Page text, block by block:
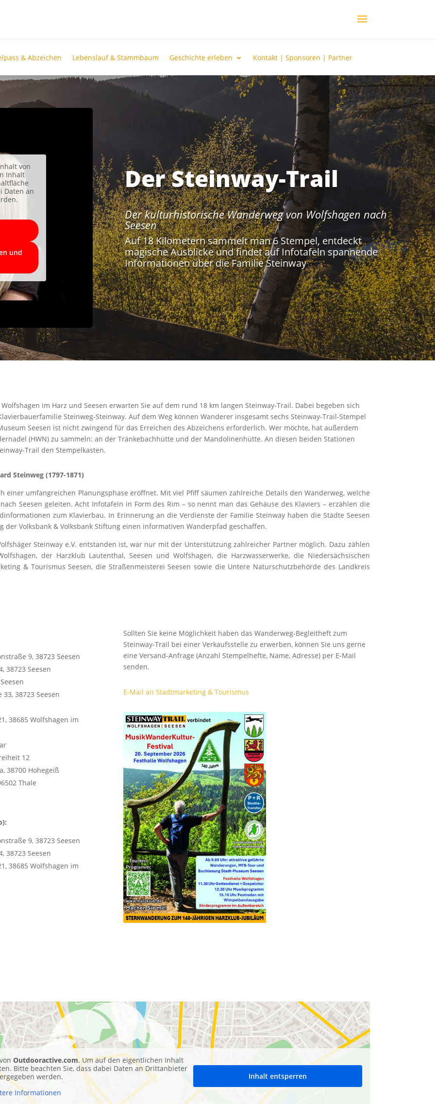
& Abzeichen Lebenslauf & Stammbaum Geschichte erleben Kontakt | Sponsoren | Partner
von
Inhalt
Daten an
und
Der Steinway-Trail
Der kulturhistorische Wanderweg von Wolfshagen nach
Seesen
Auf 18 Kilometern sammelt man 6 Stempel, entdeckt
magische Ausblicke und findet auf Infotafeln spannende
Informationen über die Familie Steinway
im Harz und Seesen erwarten Sie auf dem rund 18 km langen Steinway-Trail. Dabei begeben sich
Steinweg-Steinway.Auf dem Weg können Wanderer insgesamt sechs Steinway-Trail-Stempel
Seesen ist nicht zwingend für das Erreichen des Abzeichens erforderlich. Wer möchte, hat außerdem
(HWN) zu sammeln: an der Tränkebachhütte und der Mandolinenhütte. An diesen beiden Stationen
Trail den Stempelkasten.
Steinweg (1797-1871)
einer umfangreichen Planungsphase eröffnet. Mit viel Pfiff säumen zahlreiche Details den Wanderweg, welche
Seesen geleiten. Acht Infotafeln in Form des Rim – so nennt man das Gehäuse des Klaviers – erzählen die
zum Klavierbau. In Erinnerung an die Verdienste der Familie Steinway haben die Städte Seesen
Volksbank & Volksbank Stiftung einen informativen Wanderpfad geschaffen.
Steinway e.V. entstanden ist, war nur mit der Unterstützung zahlreicher Partner möglich. Dazu zählen
der Harzklub Lautenthal, Seesen und Wolfshagen, die Harzwasserwerke, die Niedersächsischen
& Tourismus Seesen, die Straßenmeisterei Seesen sowie die Untere Naturschutzbehörde des Landkreis
9, 38723 Seesen
38723 Seesen
38723 Seesen
38685 Wolfshagen im
12
38700 Hohegeiß
Thale
9, 38723 Seesen
38723 Seesen
38685 Wolfshagen im
Sollten Sie keine Möglichkeit haben das Wanderweg-Begleitheft zum
Steinway-Trail bei einer Verkaufsstelle zu erwerben, können Sie uns gerne
eine Versand-Anfrage (Anzahl Stempelhefte, Name, Adresse) per E-Mail
senden.
E-Mail an Stadtmarketing & Tourismus
Outdooractive.com. Um auf den eigentlichen Inhalt
Bitte beachten Sie, dass dabei Daten an Drittanbieter
werden.
Informationen
Inhalt entsperren